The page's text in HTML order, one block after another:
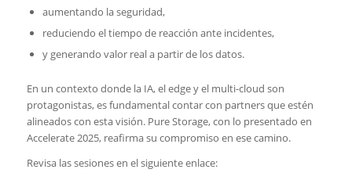
aumentando la seguridad,
reduciendo el tiempo de reacción ante incidentes,
y generando valor real a partir de los datos.
En un contexto donde la IA, el edge y el multi-cloud son
protagonistas, es fundamental contar con partners que estén
alineados con esta visión. Pure Storage, con lo presentado en
Accelerate 2025, reafirma su compromiso en ese camino.
Revisa las sesiones en el siguiente enlace: